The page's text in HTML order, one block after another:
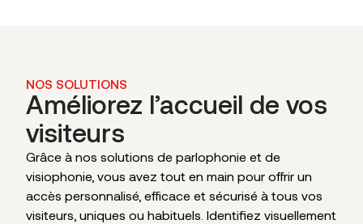
NOS SOLUTIONS
Améliorez l’accueil de vos
visiteurs
Grâce à nos solutions de parlophonie et de
visiophonie, vous avez tout en main pour offrir un
accès personnalisé, efficace et sécurisé à tous vos
visiteurs, uniques ou habituels. Identifiez visuellement